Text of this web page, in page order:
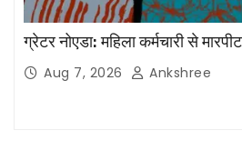
ग्रेटर नोएडा: महिला कर्मचारी से
Aug 7, 2026 Ankshree